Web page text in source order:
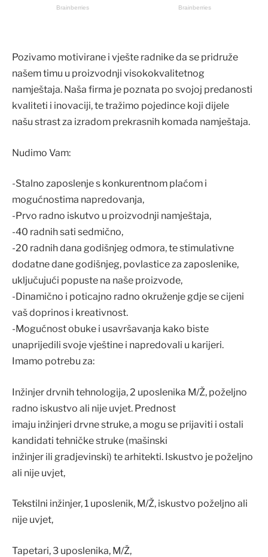
Pozivamo motivirane i vješte radnike da se pridruže
našem timu u proizvodnji visokokvalitetnog
namještaja. Naša firma je poznata po svojoj predanosti
kvaliteti i inovaciji, te tražimo pojedince koji dijele
našu strast za izradom prekrasnih komada namještaja.
Nudimo Vam:
-Stalno zaposlenje s konkurentnom plaćom i
mogućnostima napredovanja,
-Prvo radno iskutvo u proizvodnji namještaja,
-40 radnih sati sedmično,
-20 radnih dana godišnjeg odmora, te stimulativne
dodatne dane godišnjeg, povlastice za zaposlenike,
uključujući popuste na naše proizvode,
-Dinamično i poticajno radno okruženje gdje se cijeni
vaš doprinos i kreativnost.
-Mogućnost obuke i usavršavanja kako biste
unaprijedili svoje vještine i napredovali u karijeri.
Imamo potrebu za:
Inžinjer drvnih tehnologija, 2 uposlenika M/Ž, poželjno
radno iskustvo ali nije uvjet. Prednost
imaju inžinjeri drvne struke, a mogu se prijaviti i ostali
kandidati tehničke struke (mašinski
inžinjer ili gradjevinski) te arhitekti. Iskustvo je poželjno
ali nije uvjet,
Tekstilni inžinjer, 1 uposlenik, M/Ž, iskustvo poželjno ali
nije uvjet,
Tapetari, 3 uposlenika, M/Ž,